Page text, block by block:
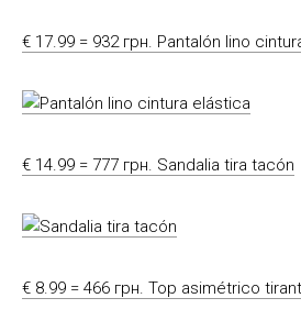
€ 17.99 = 932 грн. Pantalón lino
€ 14.99 = 777 грн. Sandalia tira tacón
€ 8.99 = 466 грн. Top asimétrico